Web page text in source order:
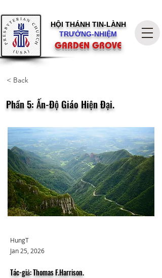
HỘI THÁNH TIN-LÀNH
TRƯỞNG-NHIỆM
GARDEN GROVE
< Back
Phần 5: Ấn-Độ Giáo Hiện Đại.
HungT
Jan 25, 2026
Tác-giả: Thomas F.Harrison.